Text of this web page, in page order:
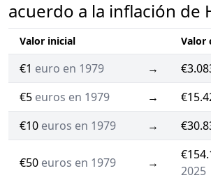
acuerdo a la inflación de
Valor inicial Valor
€1 euro en 1979 →
€5 euros en 1979 →
€10 euros en 1979 →
€50 euros en 1979 →
2025